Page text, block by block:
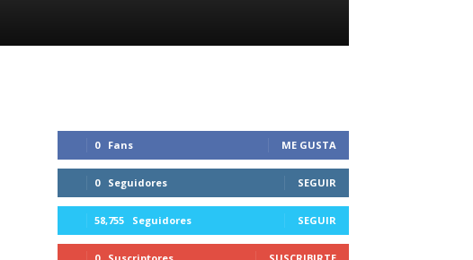
0 Fans ME GUSTA
0 Seguidores SEGUIR
58,755 Seguidores SEGUIR